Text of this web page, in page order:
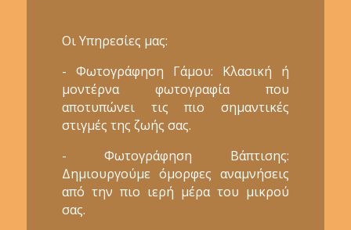
Οι Υπηρεσίες μας:
- Φωτογράφηση Γάμου: Κλασική ή
μοντέρνα φωτογραφία που
αποτυπώνει τις πιο σημαντικές
στιγμές της ζωής σας.
- Φωτογράφηση Βάπτισης:
Δημιουργούμε όμορφες αναμνήσεις
από την πιο ιερή μέρα του μικρού
σας.